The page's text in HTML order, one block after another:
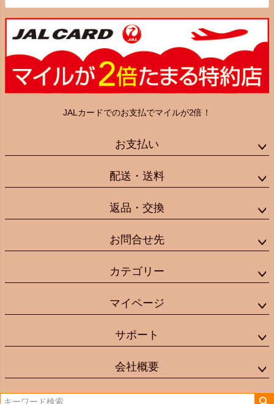
JALカードでのお支払でマイルが2倍！
お支払い
配送・送料
返品・交換
お問合せ先
カテゴリー
マイページ
サポート
会社概要